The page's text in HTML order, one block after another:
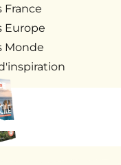
France
Europe
Monde